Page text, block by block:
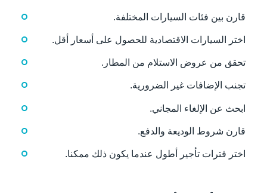
قارن بين فئات السيارات المختلفة.
اختر السيارات الاقتصادية للحصول على أسعار أقل.
تحقق من عروض الاستلام من المطار.
تجنب الإضافات غير الضرورية.
ابحث عن الإلغاء المجاني.
قارن شروط الوديعة والدفع.
اختر فترات تأجير أطول عندما يكون ذلك ممكنا.